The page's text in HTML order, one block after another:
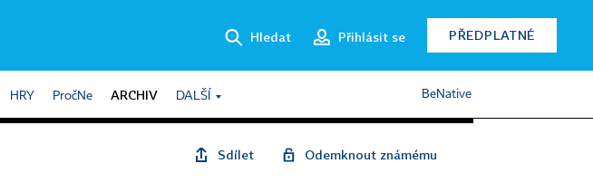
Hledat Přihlásit se PŘEDPLATNÉ
HRY PročNe ARCHIV DALŠÍ BeNative
Sdílet Odemknout známému